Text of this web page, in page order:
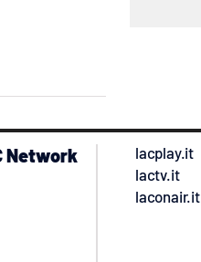
Network
lacplay.it
lactv.it
laconair.it